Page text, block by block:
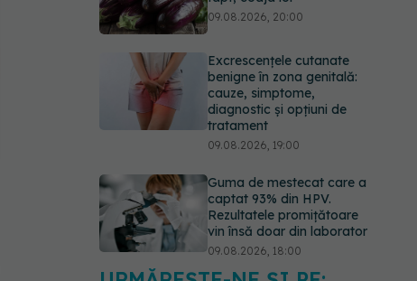
09.08.2026, 20:00
Excrescențele cutanate
benigne în zona genitală:
cauze, simptome,
diagnostic și opțiuni de
tratament
09.08.2026, 19:00
Guma de mestecat care a
captat 93% din HPV.
Rezultatele promițătoare
vin însă doar din laborator
09.08.2026, 18:00